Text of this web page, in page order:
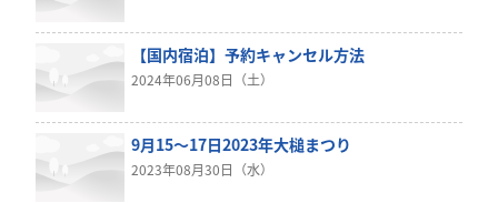
【国内宿泊】予約キャンセル方法
2024年06月08日（土）
9月15～17日2023年大槌まつり
2023年08月30日（水）